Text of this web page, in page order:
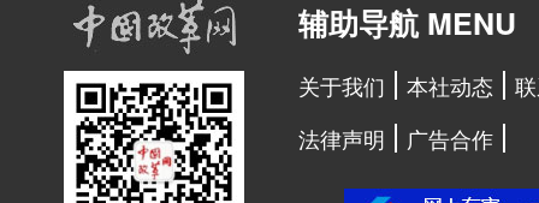
辅助导航 MENU
关于我们 本社动态
法律声明
广告合作